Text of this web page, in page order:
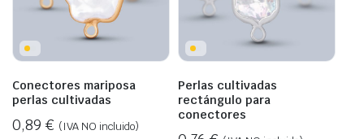
Conectores mariposa
perlas cultivadas
0,89 € (IVA NO incluido)
Perlas cultivadas
rectángulo para
conectores